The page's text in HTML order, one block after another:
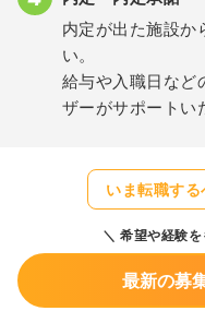
内定が出た施設か
い。
給与や入職日など
ザーがサポートい
いま転職す
希望や経験
最新の募